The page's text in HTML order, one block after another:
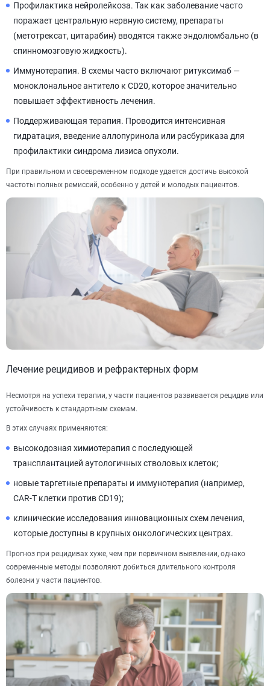
Профилактика нейролейкоза. Так как заболевание часто
поражает центральную нервную систему, препараты
(метотрексат, цитарабин) вводятся также эндолюмбально (в
спинномозговую жидкость).
Иммунотерапия. В схемы часто включают ритуксимаб —
моноклональное антитело к CD20, которое значительно
повышает эффективность лечения.
Поддерживающая терапия. Проводится интенсивная
гидратация, введение аллопуринола или расбуриказа для
профилактики синдрома лизиса опухоли.
При правильном и своевременном подходе удается достичь высокой
частоты полных ремиссий, особенно у детей и молодых пациентов.
Лечение рецидивов и рефрактерных форм
Несмотря на успехи терапии, у части пациентов развивается рецидив или
устойчивость к стандартным схемам.
В этих случаях применяются:
высокодозная химиотерапия с последующей
трансплантацией аутологичных стволовых клеток;
новые таргетные препараты и иммунотерапия (например,
CAR-T клетки против CD19);
клинические исследования инновационных схем лечения,
которые доступны в крупных онкологических центрах.
Прогноз при рецидивах хуже, чем при первичном выявлении, однако
современные методы позволяют добиться длительного контроля
болезни у части пациентов.